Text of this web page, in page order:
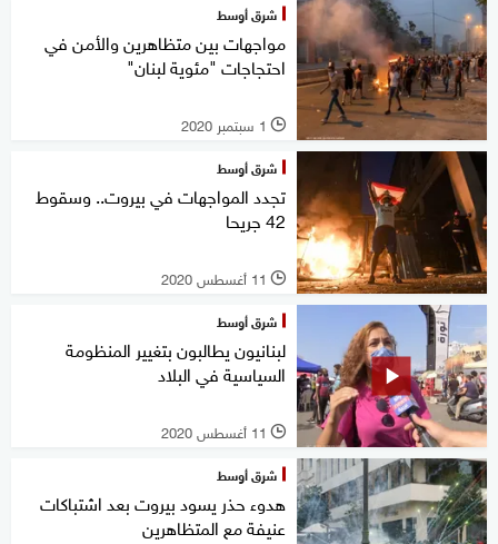
شرق أوسط
مواجهات بين متظاهرين والأمن في
احتجاجات "مئوية لبنان"
l 1 سبتمبر 2020
شرق أوسط
تجدد المواجهات في بيروت.. وسقوط
42 جريحا
l 11 أغسطس 2020
شرق أوسط
لبنانيون يطالبون بتغيير المنظومة
السياسية في البلاد
l 11 أغسطس 2020
شرق أوسط
هدوء حذر يسود بيروت بعد اشتباكات
عنيفة مع المتظاهرين